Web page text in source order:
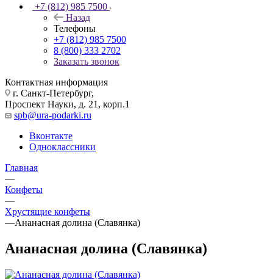
+7 (812) 985 7500
Назад
Телефоны
+7 (812) 985 7500
8 (800) 333 2702
Заказать звонок
Контактная информация
г. Санкт-Петербург,
Проспект Науки, д. 21, корп.1
spb@ura-podarki.ru
Вконтакте
Одноклассники
Главная
—
Конфеты
—
Хрустящие конфеты
—Ананасная долина (Славянка)
Ананасная долина (Славянка)